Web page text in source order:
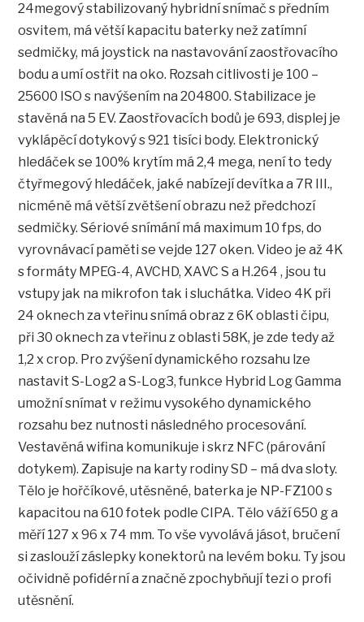
24megový stabilizovaný hybridní snímač s předním
osvitem, má větší kapacitu baterky než zatímní
sedmičky, má joystick na nastavování zaostřovacího
bodu a umí ostřit na oko. Rozsah citlivosti je 100 –
25600 ISO s navýšením na 204800. Stabilizace je
stavěná na 5 EV. Zaostřovacích bodů je 693, displej je
vyklápěcí dotykový s 921 tisíci body. Elektronický
hledáček se 100% krytím má 2,4 mega, není to tedy
čtyřmegový hledáček, jaké nabízejí devítka a 7R III.,
nicméně má větší zvětšení obrazu než předchozí
sedmičky. Sériové snímání má maximum 10 fps, do
vyrovnávací paměti se vejde 127 oken. Video je až 4K
s formáty MPEG-4, AVCHD, XAVC S a H.264 , jsou tu
vstupy jak na mikrofon tak i sluchátka. Video 4K při
24 oknech za vteřinu snímá obraz z 6K oblasti čipu,
při 30 oknech za vteřinu z oblasti 58K, je zde tedy až
1,2 x crop. Pro zvýšení dynamického rozsahu lze
nastavit S-Log2 a S-Log3, funkce Hybrid Log Gamma
umožní snímat v režimu vysokého dynamického
rozsahu bez nutnosti následného procesování.
Vestavěná wifina komunikuje i skrz NFC (párování
dotykem). Zapisuje na karty rodiny SD – má dva sloty.
Tělo je hořčíkové, utěsněné, baterka je NP-FZ100 s
kapacitou na 610 fotek podle CIPA. Tělo váží 650 g a
měří 127 x 96 x 74 mm. To vše vyvolává jásot, bručení
si zaslouží záslepky konektorů na levém boku. Ty jsou
očividně pofidérní a značně zpochybňují tezi o profi
utěsnění.